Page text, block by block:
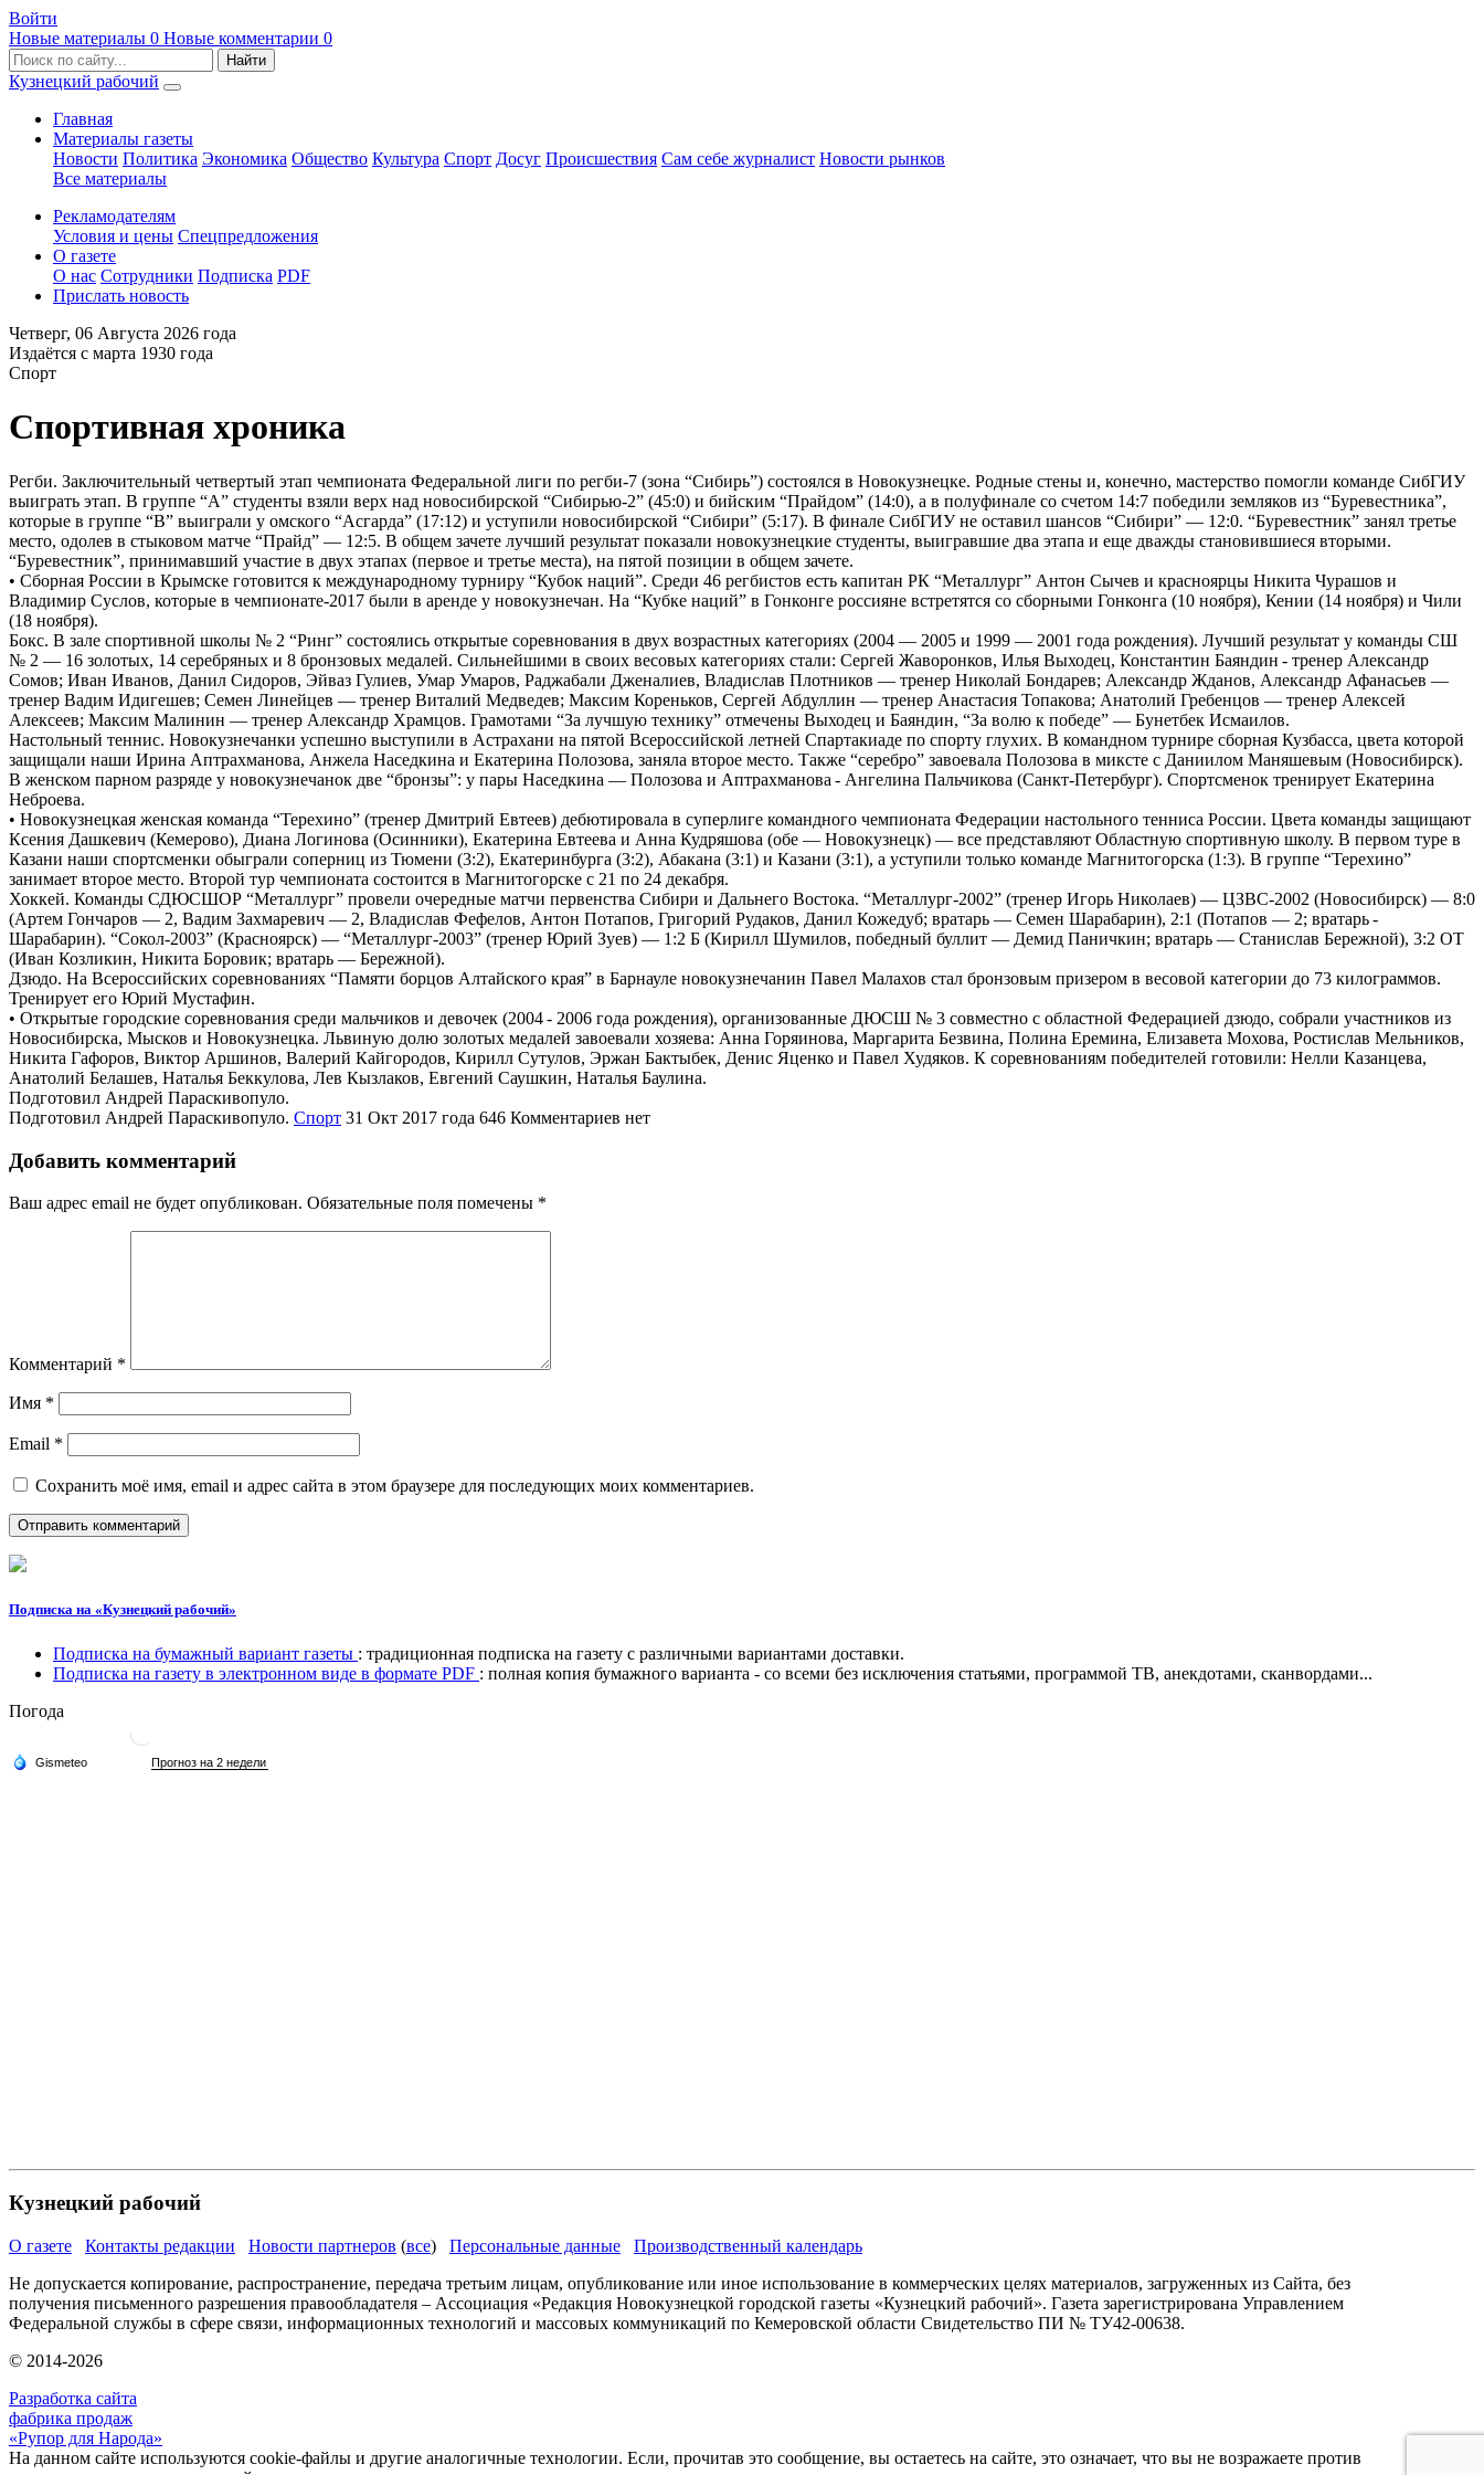
Войти
Новые материалы 0 Новые комментарии 0
Кузнецкий рабочий
Главная
Материалы газеты
Новости Политика Экономика Общество Культура Спорт Досуг Происшествия Сам себе журналист Новости рынков
Все материалы
Рекламодателям
Условия и цены Спецпредложения
О газете
О нас Сотрудники Подписка PDF
Прислать новость
Четверг, 06 Августа 2026 года
Издаётся с марта 1930 года
Спорт
Спортивная хроника
Регби. Заключительный четвертый этап чемпионата Федеральной лиги по регби-7 (зона “Сибирь”) состоялся в Новокузнецке. Родные стены и, конечно, мастерство помогли команде СибГИУ
выиграть этап. В группе “А” студенты взяли верх над новосибирской “Сибирью-2” (45:0) и бийским “Прайдом” (14:0), а в полуфинале со счетом 14:7 победили земляков из “Буревестника”,
которые в группе “В” выиграли у омского “Асгарда” (17:12) и уступили новосибирской “Сибири” (5:17). В финале СибГИУ не оставил шансов “Сибири” — 12:0. “Буревестник” занял третье
место, одолев в стыковом матче “Прайд” — 12:5. В общем зачете лучший результат показали новокузнецкие студенты, выигравшие два этапа и еще дважды становившиеся вторыми.
“Буревестник”, принимавший участие в двух этапах (первое и третье места), на пятой позиции в общем зачете.
• Сборная России в Крымске готовится к международному турниру “Кубок наций”. Среди 46 регбистов есть капитан РК “Металлург” Антон Сычев и красноярцы Никита Чурашов и
Владимир Суслов, которые в чемпионате-2017 были в аренде у новокузнечан. На “Кубке наций” в Гонконге россияне встретятся со сборными Гонконга (10 ноября), Кении (14 ноября) и Чили
(18 ноября).
Бокс. В зале спортивной школы № 2 “Ринг” состоялись открытые соревнования в двух возрастных категориях (2004 — 2005 и 1999 — 2001 года рождения). Лучший результат у команды СШ
№ 2 — 16 золотых, 14 серебряных и 8 бронзовых медалей. Сильнейшими в своих весовых категориях стали: Сергей Жаворонков, Илья Выходец, Константин Баяндин - тренер Александр
Сомов; Иван Иванов, Данил Сидоров, Эйваз Гулиев, Умар Умаров, Раджабали Дженалиев, Владислав Плотников — тренер Николай Бондарев; Александр Жданов, Александр Афанасьев —
тренер Вадим Идигешев; Семен Линейцев — тренер Виталий Медведев; Максим Кореньков, Сергей Абдуллин — тренер Анастасия Топакова; Анатолий Гребенцов — тренер Алексей
Алексеев; Максим Малинин — тренер Александр Храмцов. Грамотами “За лучшую технику” отмечены Выходец и Баяндин, “За волю к победе” — Бунетбек Исмаилов.
Настольный теннис. Новокузнечанки успешно выступили в Астрахани на пятой Всероссийской летней Спартакиаде по спорту глухих. В командном турнире сборная Кузбасса, цвета которой
защищали наши Ирина Аптрахманова, Анжела Наседкина и Екатерина Полозова, заняла второе место. Также “серебро” завоевала Полозова в миксте с Даниилом Маняшевым (Новосибирск).
В женском парном разряде у новокузнечанок две “бронзы”: у пары Наседкина — Полозова и Аптрахманова - Ангелина Пальчикова (Санкт-Петербург). Спортсменок тренирует Екатерина
Неброева.
• Новокузнецкая женская команда “Терехино” (тренер Дмитрий Евтеев) дебютировала в суперлиге командного чемпионата Федерации настольного тенниса России. Цвета команды защищают
Ксения Дашкевич (Кемерово), Диана Логинова (Осинники), Екатерина Евтеева и Анна Кудряшова (обе — Новокузнецк) — все представляют Областную спортивную школу. В первом туре в
Казани наши спортсменки обыграли соперниц из Тюмени (3:2), Екатеринбурга (3:2), Абакана (3:1) и Казани (3:1), а уступили только команде Магнитогорска (1:3). В группе “Терехино”
занимает второе место. Второй тур чемпионата состоится в Магнитогорске с 21 по 24 декабря.
Хоккей. Команды СДЮСШОР “Металлург” провели очередные матчи первенства Сибири и Дальнего Востока. “Металлург-2002” (тренер Игорь Николаев) — ЦЗВС-2002 (Новосибирск) — 8:0
(Артем Гончаров — 2, Вадим Захмаревич — 2, Владислав Фефелов, Антон Потапов, Григорий Рудаков, Данил Кожедуб; вратарь — Семен Шарабарин), 2:1 (Потапов — 2; вратарь -
Шарабарин). “Сокол-2003” (Красноярск) — “Металлург-2003” (тренер Юрий Зуев) — 1:2 Б (Кирилл Шумилов, победный буллит — Демид Паничкин; вратарь — Станислав Бережной), 3:2 ОТ
(Иван Козликин, Никита Боровик; вратарь — Бережной).
Дзюдо. На Всероссийских соревнованиях “Памяти борцов Алтайского края” в Барнауле новокузнечанин Павел Малахов стал бронзовым призером в весовой категории до 73 килограммов.
Тренирует его Юрий Мустафин.
• Открытые городские соревнования среди мальчиков и девочек (2004 - 2006 года рождения), организованные ДЮСШ № 3 совместно с областной Федерацией дзюдо, собрали участников из
Новосибирска, Мысков и Новокузнецка. Львиную долю золотых медалей завоевали хозяева: Анна Горяинова, Маргарита Безвина, Полина Еремина, Елизавета Мохова, Ростислав Мельников,
Никита Гафоров, Виктор Аршинов, Валерий Кайгородов, Кирилл Сутулов, Эржан Бактыбек, Денис Яценко и Павел Худяков. К соревнованиям победителей готовили: Нелли Казанцева,
Анатолий Белашев, Наталья Беккулова, Лев Кызлаков, Евгений Саушкин, Наталья Баулина.
Подготовил Андрей Параскивопуло.
Подготовил Андрей Параскивопуло. Спорт 31 Окт 2017 года 646 Комментариев нет
Добавить комментарий
Ваш адрес email не будет опубликован. Обязательные поля помечены *
Комментарий *
Имя *
Email *
Сохранить моё имя, email и адрес сайта в этом браузере для последующих моих комментариев.
Подписка на «Кузнецкий рабочий»
Подписка на бумажный вариант газеты : традиционная подписка на газету с различными вариантами доставки.
Подписка на газету в электронном виде в формате PDF : полная копия бумажного варианта - со всеми без исключения статьями, программой ТВ, анекдотами, сканвордами...
Погода
Кузнецкий рабочий
О газете Контакты редакции Новости партнеров (все) Персональные данные
Производственный календарь
Не допускается копирование, распространение, передача третьим лицам, опубликование или иное использование в коммерческих целях материалов, загруженных из Сайта, без
получения письменного разрешения правообладателя – Ассоциация «Редакция Новокузнецкой городской газеты «Кузнецкий рабочий». Газета зарегистрирована Управлением
Федеральной службы в сфере связи, информационных технологий и массовых коммуникаций по Кемеровской области Свидетельство ПИ № ТУ42-00638.
© 2014-2026
Разработка сайта
фабрика продаж
«Рупор для Народа»
На данном сайте используются cookie-файлы и другие аналогичные технологии. Если, прочитав это сообщение, вы остаетесь на сайте, это означает, что вы не возражаете против